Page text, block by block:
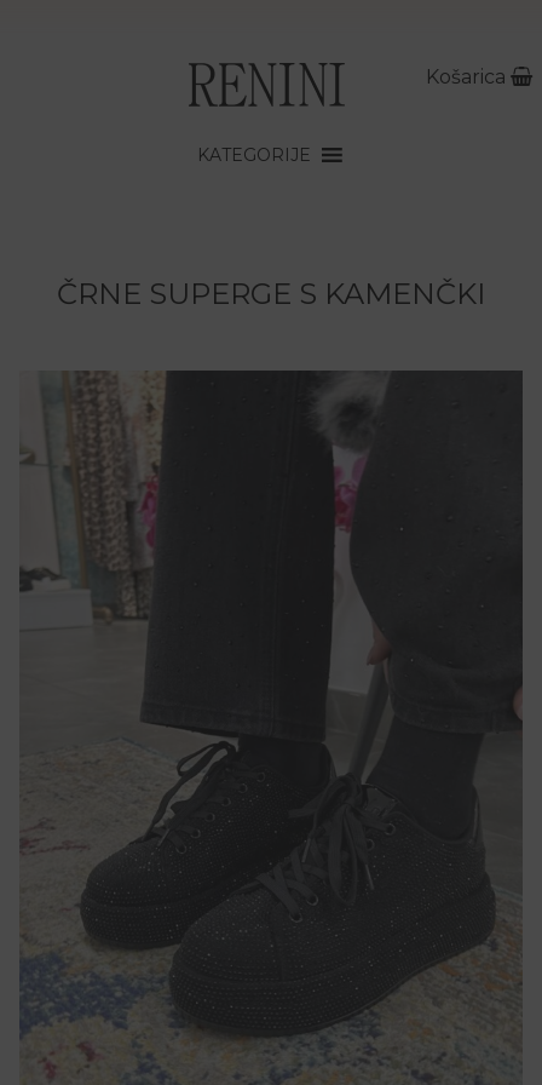
Košarica
KATEGORIJE
ČRNE SUPERGE S KAMENČKI